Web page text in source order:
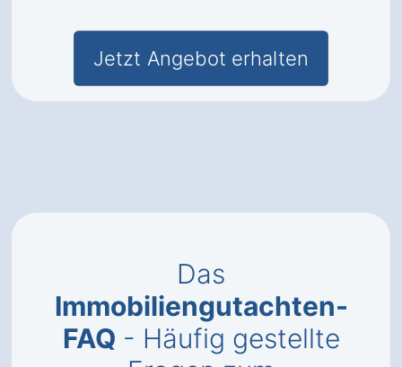
Jetzt Angebot erhalten
Das
Immobiliengutachten-
FAQ - Häufig gestellte